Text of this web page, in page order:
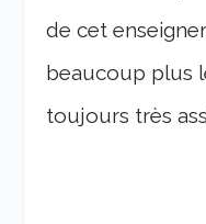
de cet
beaucoup plus
toujours très